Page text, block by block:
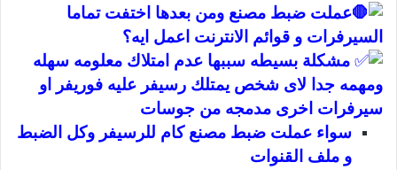
عملت ضبط مصنع ومن بعدها اختفت تماما
السيرفرات و قوائم الانترنت اعمل ايه؟
مشكلة بسيطه سببها عدم امتلاك معلومه سهله
ومهمه جدا لاى شخص يمتلك رسيفر عليه فوريفر او
سيرفرات اخرى مدمجه من جوسات
سواء عملت ضبط مصنع كام للرسيفر وكل الضبط
و ملف القنوات